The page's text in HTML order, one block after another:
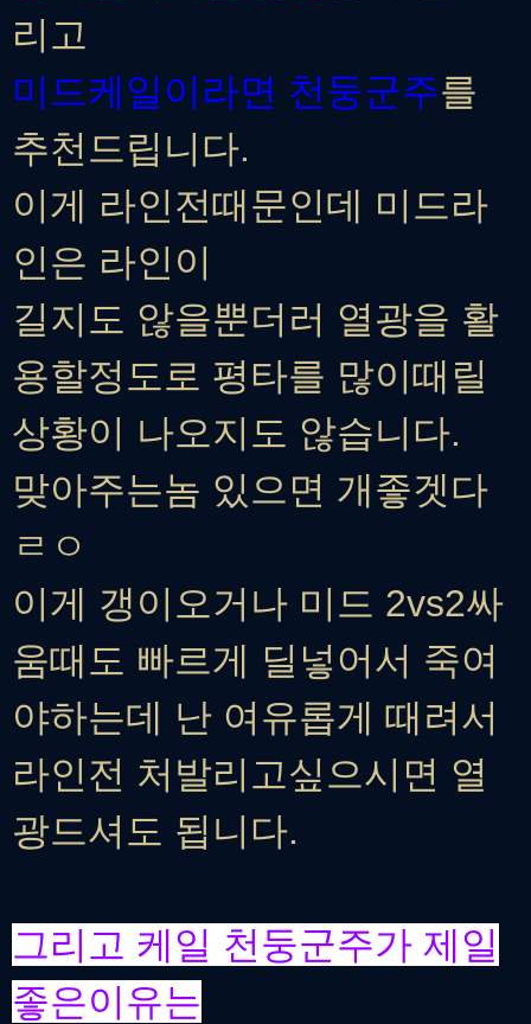
리고
미드케일이라면 천둥군주를
추천드립니다.
이게 라인전때문인데 미드라
인은 라인이
길지도 않을뿐더러 열광을 활
용할정도로 평타를 많이때릴
상황이 나오지도 않습니다.
맞아주는놈 있으면 개좋겟다
ㄹㅇ
이게 갱이오거나 미드 2vs2싸
움때도 빠르게 딜넣어서 죽여
야하는데 난 여유롭게 때려서
라인전 처발리고싶으시면 열
광드셔도 됩니다.
그리고 케일 천둥군주가 제일
좋은이유는